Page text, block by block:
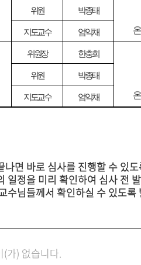
위원 박종태
지도교수 엄익채
위원장 한충희
위원 박종태
지도교수 엄익채
면 바로 심사를 진행할 수 있
일정을 미리 확인하여 심사 전
수님들께서 확인하실 수 있도
(가) 없습니다.